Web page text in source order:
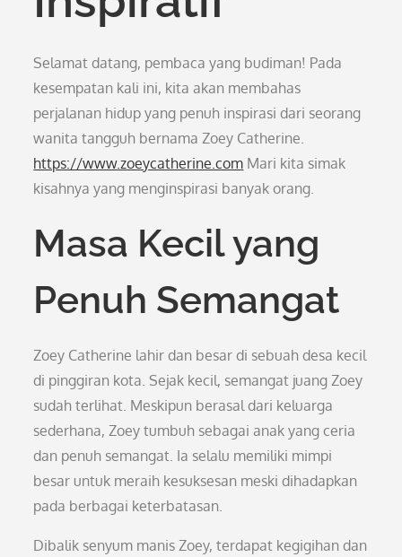
Selamat datang, pembaca yang budiman! Pada
kesempatan kali ini, kita akan membahas
perjalanan hidup yang penuh inspirasi dari seorang
wanita tangguh bernama Zoey Catherine.
https://www.zoeycatherine.com Mari kita simak
kisahnya yang menginspirasi banyak orang.
Masa Kecil yang
Penuh Semangat
Zoey Catherine lahir dan besar di sebuah desa kecil
di pinggiran kota. Sejak kecil, semangat juang Zoey
sudah terlihat. Meskipun berasal dari keluarga
sederhana, Zoey tumbuh sebagai anak yang ceria
dan penuh semangat. Ia selalu memiliki mimpi
besar untuk meraih kesuksesan meski dihadapkan
pada berbagai keterbatasan.
Dibalik senyum manis Zoey, terdapat kegigihan dan